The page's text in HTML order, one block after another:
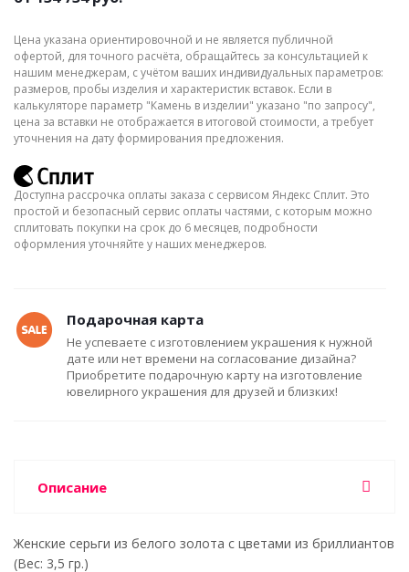
Цена указана ориентировочной и не является публичной
офертой, для точного расчёта, обращайтесь за консультацией к
нашим менеджерам, с учётом ваших индивидуальных параметров:
размеров, пробы изделия и характеристик вставок. Если в
калькуляторе параметр "Камень в изделии" указано "по запросу",
цена за вставки не отображается в итоговой стоимости, а требует
уточнения на дату формирования предложения.
Доступна рассрочка оплаты заказа с сервисом Яндекс Сплит. Это
простой и безопасный сервис оплаты частями, с которым можно
сплитовать покупки на срок до 6 месяцев, подробности
оформления уточняйте у наших менеджеров.
Подарочная карта
Не успеваете с изготовлением украшения к нужной
дате или нет времени на согласование дизайна?
Приобретите подарочную карту на изготовление
ювелирного украшения для друзей и близких!
Описание
Женские серьги из белого золота с цветами из бриллиантов
(Вес: 3,5 гр.)